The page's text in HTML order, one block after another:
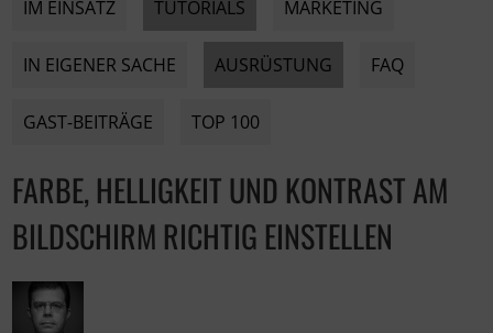
IM EINSATZ
TUTORIALS MARKETING
IN EIGENER SACHE AUSRÜSTUNG FAQ
GAST-BEITRÄGE TOP 100
FARBE, HELLIGKEIT UND KONTRAST AM
BILDSCHIRM RICHTIG EINSTELLEN